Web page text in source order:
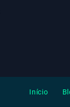
Início